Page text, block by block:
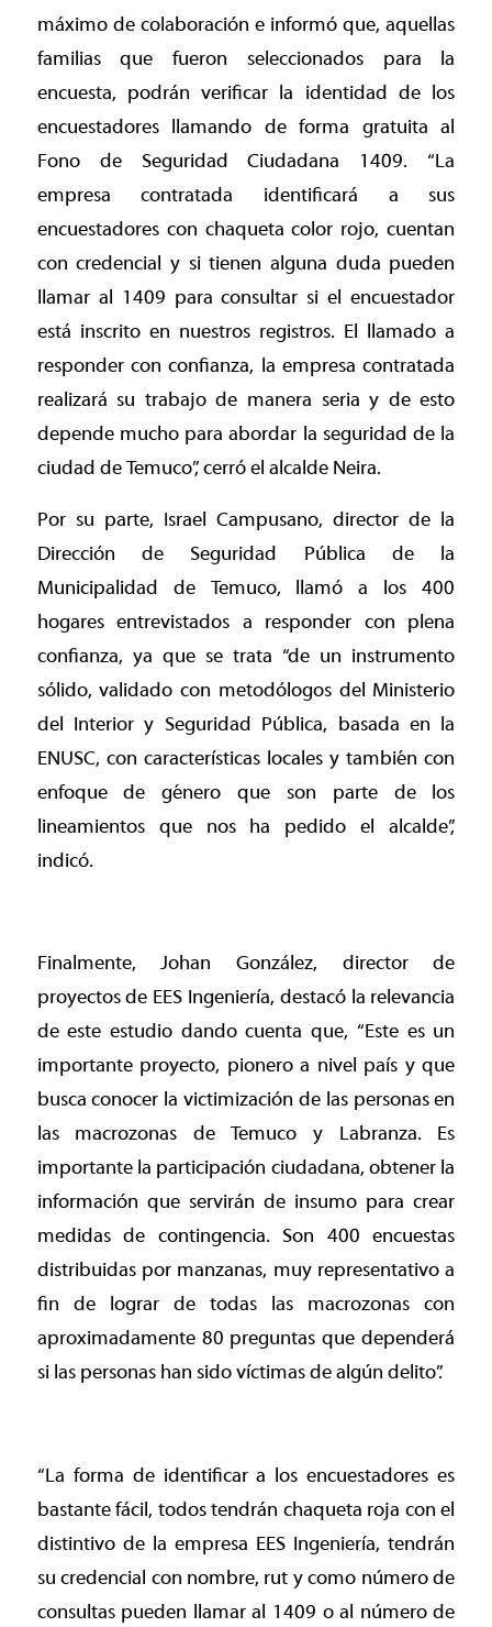
máximo de colaboración e informó que, aquellas
familias que fueron seleccionados para la
encuesta, podrán verificar la identidad de los
encuestadores llamando de forma gratuita al
Fono de Seguridad Ciudadana 1409. “La
empresa contratada identificará a sus
encuestadores con chaqueta color rojo, cuentan
con credencial y si tienen alguna duda pueden
llamar al 1409 para consultar si el encuestador
está inscrito en nuestros registros. El llamado a
responder con confianza, la empresa contratada
realizará su trabajo de manera seria y de esto
depende mucho para abordar la seguridad de la
ciudad de Temuco”, cerró el alcalde Neira.
Por su parte, Israel Campusano, director de la
Dirección de Seguridad Pública de la
Municipalidad de Temuco, llamó a los 400
hogares entrevistados a responder con plena
confianza, ya que se trata “de un instrumento
sólido, validado con metodólogos del Ministerio
del Interior y Seguridad Pública, basada en la
ENUSC, con características locales y también con
enfoque de género que son parte de los
lineamientos que nos ha pedido el alcalde”,
indicó.
Finalmente, Johan González, director de
proyectos de EES Ingeniería, destacó la relevancia
de este estudio dando cuenta que, “Este es un
importante proyecto, pionero a nivel país y que
busca conocer la victimización de las personas en
las macrozonas de Temuco y Labranza. Es
importante la participación ciudadana, obtener la
información que servirán de insumo para crear
medidas de contingencia. Son 400 encuestas
distribuidas por manzanas, muy representativo a
fin de lograr de todas las macrozonas con
aproximadamente 80 preguntas que dependerá
si las personas han sido víctimas de algún delito”.
“La forma de identificar a los encuestadores es
bastante fácil, todos tendrán chaqueta roja con el
distintivo de la empresa EES Ingeniería, tendrán
su credencial con nombre, rut y como número de
consultas pueden llamar al 1409 o al número de